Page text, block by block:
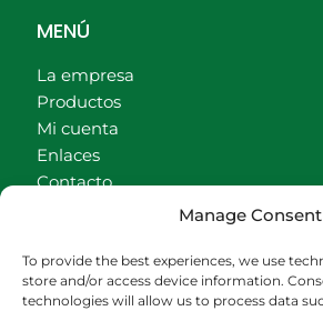
Manage Consent
To provide the best experiences, we use
store and/or access device information.
technologies will allow us to process data
MENÚ
La empresa
Productos
Mi cuenta
Enlaces
Contacto
CONTACTO